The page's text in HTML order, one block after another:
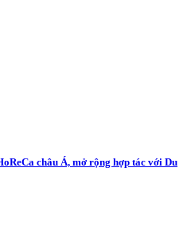
châu Á, mở rộng hợp tác với Du